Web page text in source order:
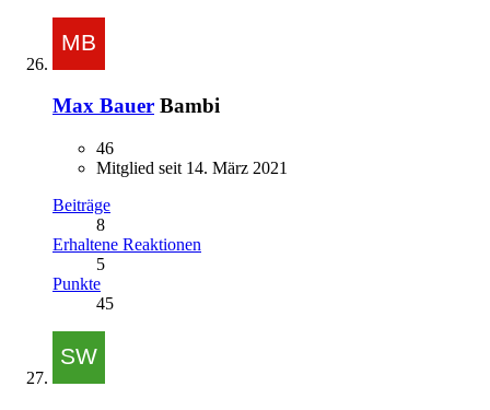
Max Bauer Bambi
46
Mitglied seit 14. März 2021
Beiträge
8
Erhaltene Reaktionen
5
Punkte
45